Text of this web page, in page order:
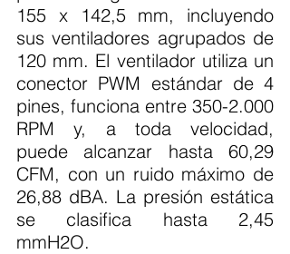
155 x 142,5 mm, incluyendo
sus ventiladores agrupados de
120 mm. El ventilador utiliza un
conector PWM estándar de 4
pines, funciona entre 350-2.000
RPM y, a toda velocidad,
puede alcanzar hasta 60,29
CFM, con un ruido máximo de
26,88 dBA. La presión estática
se clasifica hasta 2,45
mmH2O.